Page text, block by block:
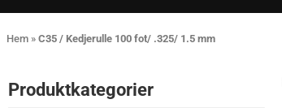
Hem » C35 / Kedjerulle 100 fot/ .325/ 1.5 mm
Produktkategorier​